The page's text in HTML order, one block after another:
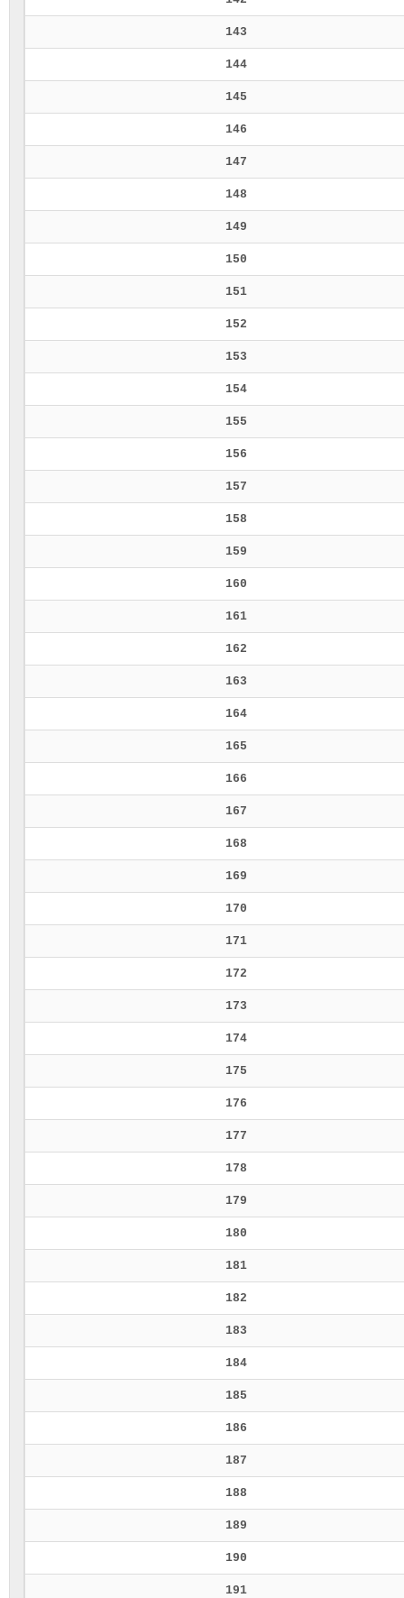
143
144
145
146
147
148
149
150
151
152
153
154
155
156
157
158
159
160
161
162
163
164
165
166
167
168
169
170
171
172
173
174
175
176
177
178
179
180
181
182
183
184
185
186
187
188
189
190
191